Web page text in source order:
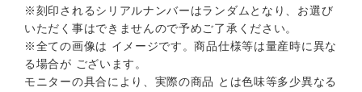
※刻印されるシリアルナンバーはランダムとなり、お選び
いただく事はできませんので予めご了承ください。
※全ての画像は イメージです。商品仕様等は量産時に異な
る場合が ございます。
モニターの具合により、実際の商品 とは色味等多少異なる